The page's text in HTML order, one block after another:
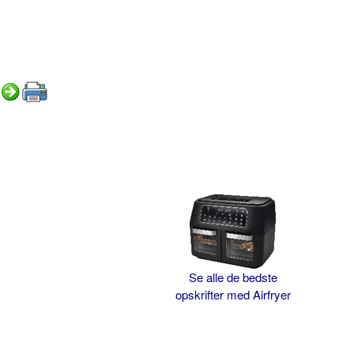
Se alle de bedste
opskrifter med Airfryer